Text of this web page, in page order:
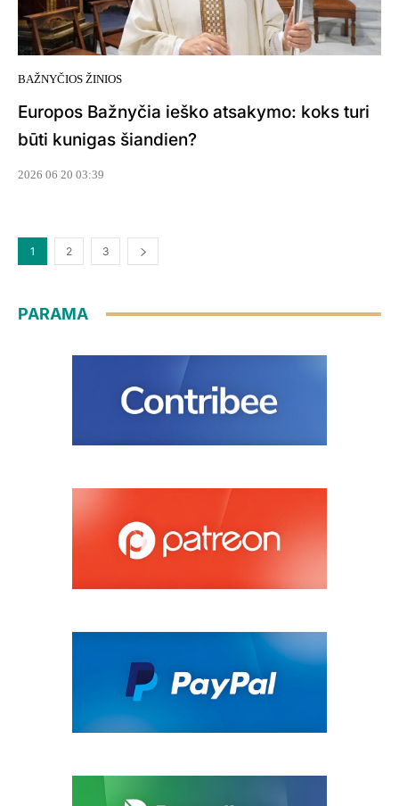
BAŽNYČIOS ŽINIOS
Europos Bažnyčia ieško atsakymo: koks turi
būti kunigas šiandien?
2026 06 20 03:39
1 2 3
PARAMA